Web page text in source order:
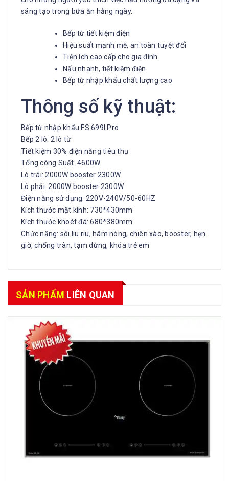
sáng tạo trong bữa ăn hằng ngày.
Bếp từ tiết kiệm điện
Hiệu suất mạnh mẽ, an toàn tuyệt đối
Tiện ích cao cấp cho gia đình
Nấu nhanh, tiết kiệm điện
Bếp từ nhập khẩu chất lượng cao
Thông số kỹ thuật:
Bếp từ nhập khẩu FS 699I Pro
Bếp 2 lò: 2 lò từ
Tiết kiệm 30% điện năng tiêu thụ
Tổng công Suất: 4600W
Lò trái: 2000W booster 2300W
Lò phải: 2000W booster 2300W
Điện năng sử dụng: 220V-240V/50-60HZ
Kích thước mặt kính: 730*430mm
Kích thước khoét đá: 680*380mm
Chức năng: sôi liu riu, hâm nóng, chiên xào, booster, hẹn
giờ, chống tràn, tạm dừng, khóa trẻ em
SẢN PHẨM LIÊN QUAN